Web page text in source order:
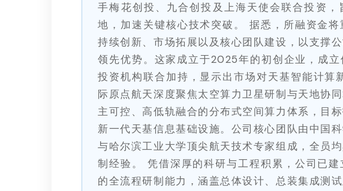
手梅花创投、九合创投及上海天使会联合投资，
地，加速关键核心技术突破。 据悉，所融资金
持续创新、市场拓展以及核心团队建设，以支撑
领先优势。这家成立于2025年的初创企业，成
投资机构联合加持，显示出市场对天基智能计算
际原点航天深度聚焦太空算力卫星研制与天地协
主可控、高低轨融合的分布式空间算力体系，目
新一代天基信息基础设施。公司核心团队由中国
与哈尔滨工业大学顶尖航天技术专家组成，全员
制经验。 凭借深厚的科研与工程积累，公司已
的全流程研制能力，涵盖总体设计、总装集成测